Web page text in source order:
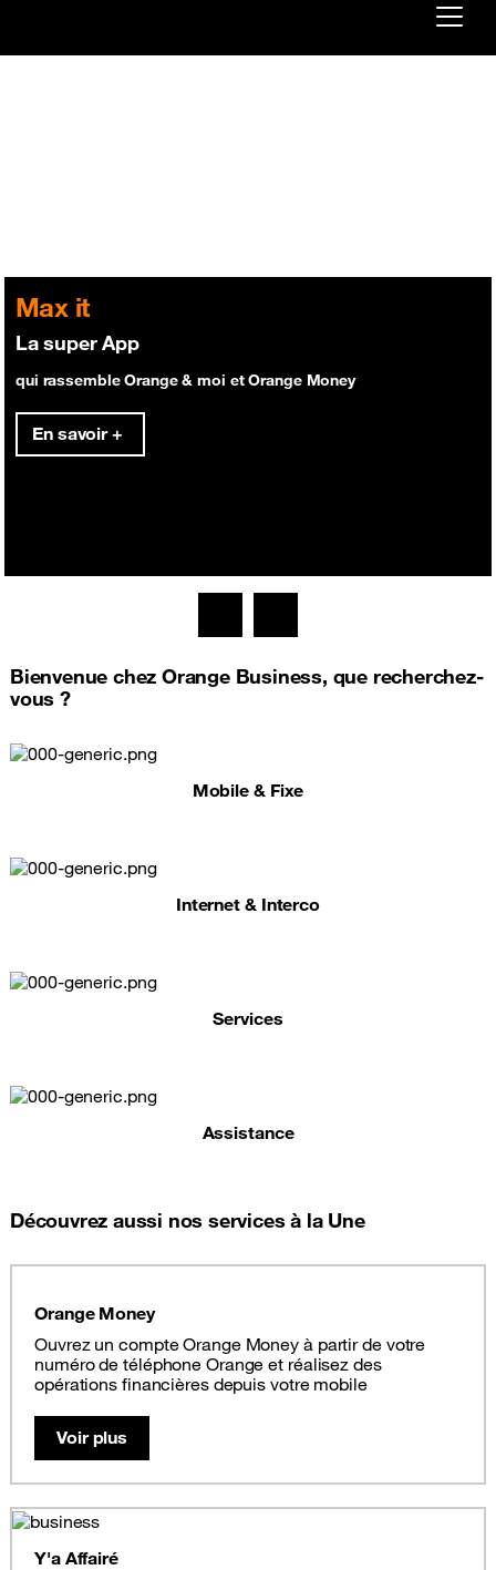
Max it
La super App
qui rassemble Orange & moi et Orange Money
En savoir +
Bienvenue chez Orange Business, que recherchez-
vous ?
Mobile & Fixe
Internet & Interco
Services
Assistance
Découvrez aussi nos services à la Une
Orange Money
Ouvrez un compte Orange Money à partir de votre
numéro de téléphone Orange et réalisez des
opérations financières depuis votre mobile
Voir plus
Y'a Affairé